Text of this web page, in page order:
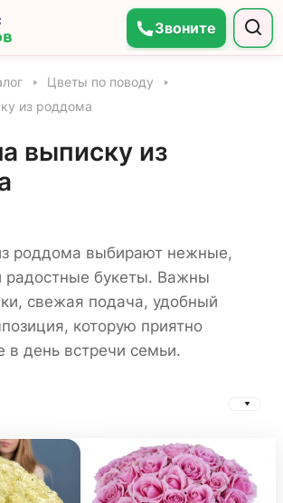
Звоните
Цветы по поводу
из роддома
выписку из
роддома выбирают нежные,
радостные букеты. Важны
свежая подача, удобный
которую приятно
в день встречи семьи.